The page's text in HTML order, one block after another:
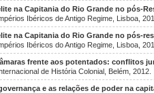
na Capitania do Rio Grande no pós-
Ibéricos de Antigo Regime, Lisboa,
na Capitania do Rio Grande no pós-
Ibéricos do Antigo Regime, Lisboa,
frente aos potentados: conflitos
de História Colonial, Belém, 2012.
e as relações de poder na